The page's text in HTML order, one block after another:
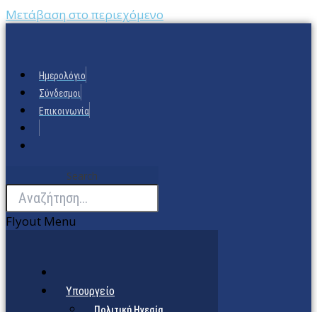
Μετάβαση στο περιεχόμενο
Ημερολόγιο
Σύνδεσμοι
Επικοινωνία
Search
Flyout Menu
Υπουργείο